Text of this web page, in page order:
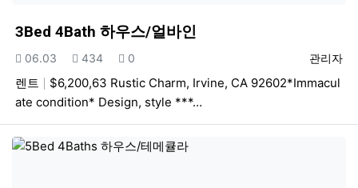
3Bed 4Bath 하우스/얼바인
등록자
관리자
등록일
06.03 조회
434 추천
0
렌트
$6,200,63 Rustic Charm, Irvine, CA 92602*Immacul
ate condition* Design, style ***…